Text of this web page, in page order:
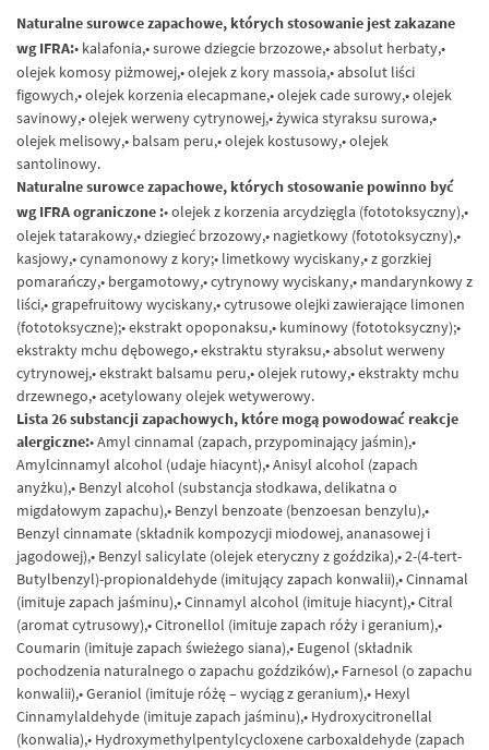
Naturalne surowce zapachowe, których stosowanie jest zakazane
wgIFRA:• kalafonia,• surowe dziegcie brzozowe,• absolut herbaty,•
olejek komosy piżmowej,• olejek z kory massoia,• absolut liści
figowych,• olejek korzenia elecapmane,• olejek cade surowy,• olejek
savinowy,• olejek werweny cytrynowej,• żywica styraksu surowa,•
olejek melisowy,• balsam peru,• olejek kostusowy,• olejek
santolinowy.
Naturalne surowce zapachowe, których stosowanie powinno być
wgIFRAograniczone :• olejek z korzenia arcydzięgla (fototoksyczny),•
olejek tatarakowy,• dziegieć brzozowy,• nagietkowy (fototoksyczny),•
kasjowy,• cynamonowy z kory;• limetkowy wyciskany,• z gorzkiej
pomarańczy,• bergamotowy,• cytrynowy wyciskany,• mandarynkowy z
liści,• grapefruitowy wyciskany,• cytrusowe olejki zawierające limonen
(fototoksyczne);• ekstrakt opoponaksu,• kuminowy (fototoksyczny);•
ekstrakty mchu dębowego,• ekstraktu styraksu,• absolut werweny
cytrynowej,• ekstrakt balsamu peru,• olejek rutowy,• ekstrakty mchu
drzewnego,• acetylowany olejek wetywerowy.
Lista 26 substancji zapachowych, które mogą powodować reakcje
alergiczne:• Amyl cinnamal (zapach, przypominający jaśmin),•
Amylcinnamyl alcohol (udaje hiacynt),• Anisyl alcohol (zapach
anyżku),• Benzyl alcohol (substancja słodkawa, delikatna o
migdałowym zapachu),• Benzyl benzoate (benzoesan benzylu),•
Benzyl cinnamate (składnik kompozycji miodowej, ananasowej i
jagodowej),• Benzyl salicylate (olejek eteryczny z goździka),• 2-(4-tert-
Butylbenzyl)-propionaldehyde (imitujący zapach konwalii),• Cinnamal
(imituje zapach jaśminu),• Cinnamyl alcohol (imituje hiacynt),• Citral
(aromat cytrusowy),• Citronellol (imituje zapach róży i geranium),•
Coumarin (imituje zapach świeżego siana),• Eugenol (składnik
pochodzenia naturalnego o zapachu goździków),• Farnesol (o zapachu
konwalii),• Geraniol (imituje różę – wyciąg z geranium),• Hexyl
Cinnamylaldehyde (imituje zapach jaśminu),• Hydroxycitronellal
(konwalia),• Hydroxymethylpentylcycloxene carboxaldehyde (zapach